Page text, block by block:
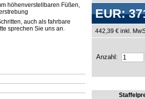
EUR:
442,39 € inkl.
Anzahl:
höhenverstellbaren Füßen,
auch als fahrbare
sprechen Sie uns an.